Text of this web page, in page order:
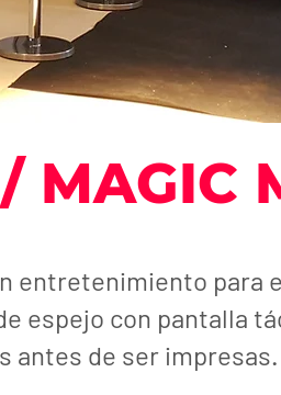
MAGIC
entretenimiento para
espejo con pantalla
antes de ser impresas.